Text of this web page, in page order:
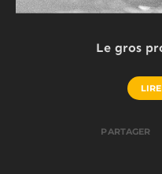
Le gros
PARTAGER